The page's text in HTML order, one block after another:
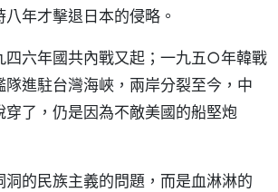
年才擊退日本的侵略。
四六年國共內戰又起；一九五○年韓戰
進駐台灣海峽，兩岸分裂至今，中
穿了，仍是因為不敵美國的船堅炮
的民族主義的問題，而是血淋淋的